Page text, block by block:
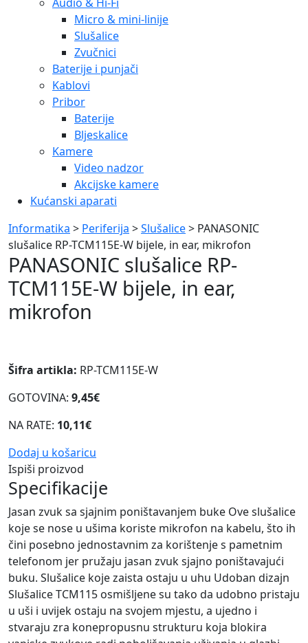
Micro & mini-linije
Slušalice
Zvučnici
Baterije i punjači
Kablovi
Pribor
Baterije
Bljeskalice
Kamere
Video nadzor
Akcijske kamere
Kućanski aparati
Informatika > Periferija >Slušalice> PANASONIC
slušalice RP-TCM115E-W bijele, in ear, mikrofon
PANASONIC slušalice RP-
TCM115E-W bijele, in ear,
mikrofon
Šifra artikla: RP-TCM115E-W
GOTOVINA: 9,45€
NA RATE: 10,11€
Dodaj u košaricu
Ispiši proizvod
Specifikacije
Jasan zvuk sa sjajnim poništavanjem buke Ove slušalice
koje se nose u ušima koriste mikrofon na kabelu, što ih
čini posebno jednostavnim za korištenje s pametnim
telefonom jer pružaju jasan zvuk sjajno poništavajući
buku. Slušalice koje zaista ostaju u uhu Udoban dizajn
Slušalice TCM115 osmišljene su tako da udobno pristaju
u uši i uvijek ostaju na svojem mjestu, a ujedno i
stvaraju zra konepropusnu strukturu koja blokira